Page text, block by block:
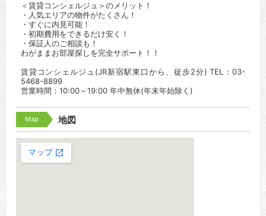
＜賃貸コンシェルジュ＞のメリット！
・人気エリアの物件がたくさん！
・すぐに内見可能！
・初期費用をできるだけ安く！
・保証人のご相談も！
わがままお部屋探しを完全サポート！！
賃貸コンシェルジュ(JR新宿駅東口から、徒歩2分) TEL：03-
5468-8899
営業時間：10:00～19:00 年中無休(年末年始除く)
Map 地図